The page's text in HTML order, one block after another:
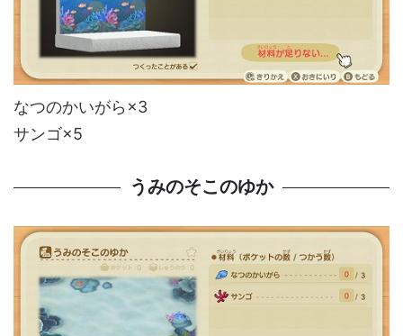
なつのかいがら×3
サンゴ×5
うみのそこのゆか